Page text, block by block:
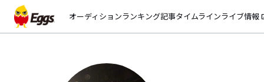
オーディションランキング記事タイムラインライブ情報